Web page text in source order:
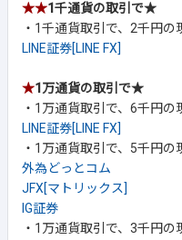
★★1千通貨の取引で★
・1千通貨取引で、2千円の
LINE証券[LINE FX]
★1万通貨の取引で★
・1万通貨取引で、6千円の
LINE証券[LINE FX]
・1万通貨取引で、5千円の
外為どっとコム
JFX[マトリックス]
IG証券
・1万通貨取引で、3千円の